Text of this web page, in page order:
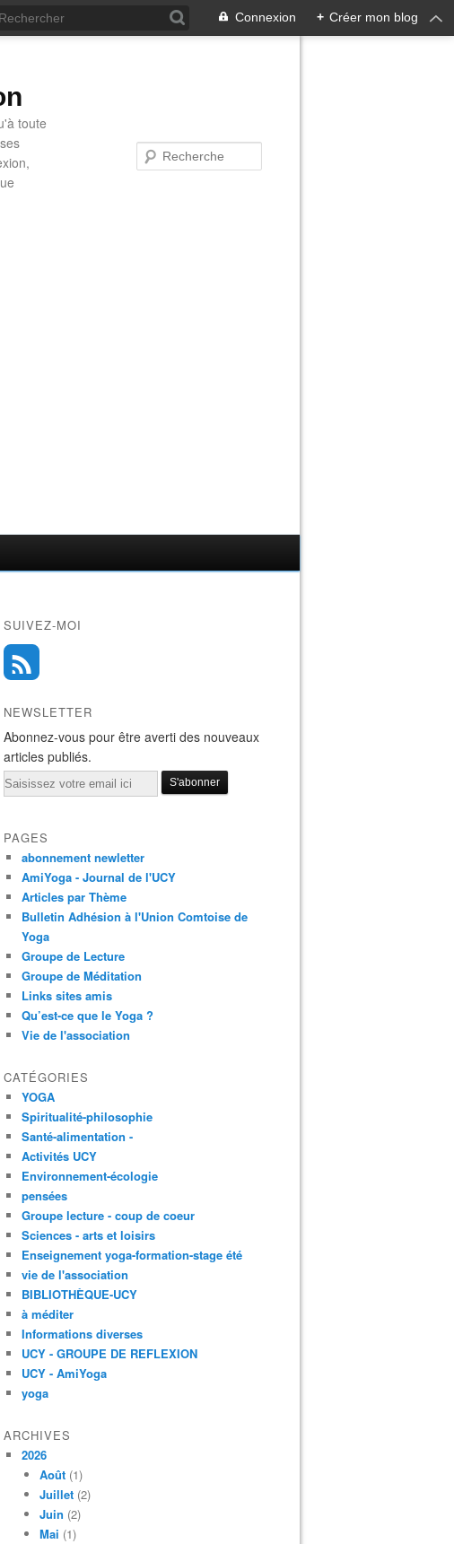
Connexion + Créer mon blog
toute
SUIVEZ-MOI
NEWSLETTER
Abonnez-vous pour être averti des nouveaux
articles publiés.
Email
PAGES
abonnement newletter
AmiYoga - Journal de l'UCY
Articles par Thème
Bulletin Adhésion à l'Union Comtoise de
Yoga
Groupe de Lecture
Groupe de Méditation
Links sites amis
Qu’est-ce que le Yoga ?
Vie de l'association
CATÉGORIES
YOGA
Spiritualité-philosophie
Santé-alimentation -
Activités UCY
Environnement-écologie
pensées
Groupe lecture - coup de coeur
Sciences - arts et loisirs
Enseignement yoga-formation-stage été
vie de l'association
BIBLIOTHÈQUE-UCY
à méditer
Informations diverses
UCY - GROUPE DE REFLEXION
UCY - AmiYoga
yoga
ARCHIVES
2026
Août (1)
Juillet (2)
Juin (2)
Mai (1)